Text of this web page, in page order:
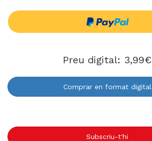
Preu digital: 3,99€
Comprar en format digital
Subscriu-t'hi